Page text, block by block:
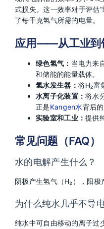
式损失。这一效率对于评估
了每千克氢气所需的电量。
应用——从工业到
绿色氢气： 当电力来
和储能的能量载体。
氢水发生器： 将H₂富
水离子化装置：将水
正是Kangen水背后的
实验室和工业：提供
常见问题（FAQ）
水的电解产生什么？
阴极产生氢气（H₂），阳极
为什么纯水几乎不导
纯水中可自由移动的离子过